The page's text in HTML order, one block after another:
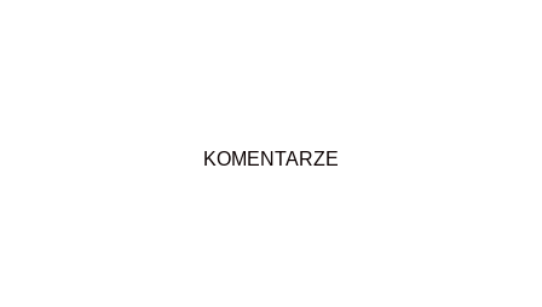
KOMENTARZE